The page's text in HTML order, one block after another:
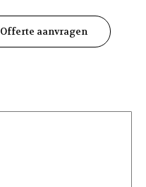
Offerte aanvragen